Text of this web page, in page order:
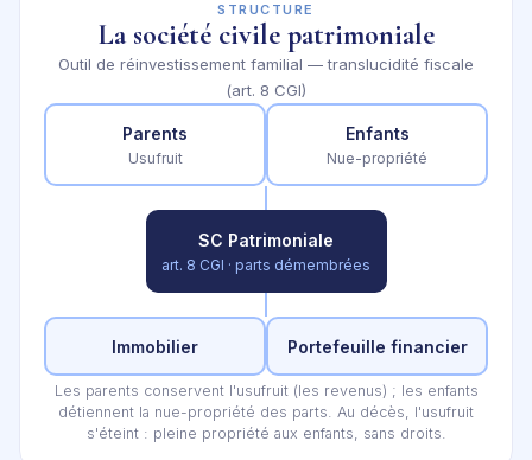
STRUCTURE
La société civile patrimoniale
Outil de réinvestissement familial — translucidité fiscale
(art. 8 CGI)
Parents
Usufruit
Enfants
Nue-propriété
SC Patrimoniale
art. 8 CGI · parts démembrées
Immobilier Portefeuille financier
Les parents conservent l'usufruit (les revenus) ; les enfants
détiennent la nue-propriété des parts. Au décès, l'usufruit
s'éteint : pleine propriété aux enfants, sans droits.